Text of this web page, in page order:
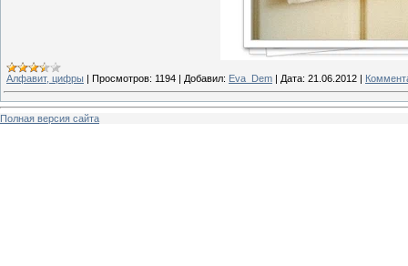
Алфавит, цифры | Просмотров: 1194 | Добавил: Eva_Dem | Дата: 21.06.2012 |
Полная версия сайта